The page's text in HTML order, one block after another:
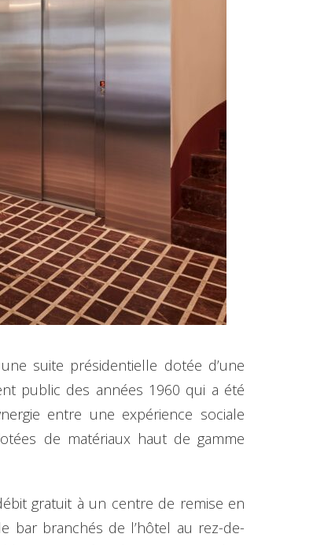
suite présidentielle dotée d’une
public des années 1960 qui a été
entre une expérience sociale
de matériaux haut de gamme
gratuit à un centre de remise en
bar branchés de l’hôtel au rez-de-